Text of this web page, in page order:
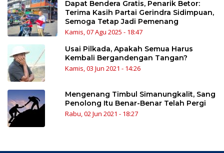
Dapat Bendera Gratis, Penarik Betor:
Terima Kasih Partai Gerindra Sidimpuan,
Semoga Tetap Jadi Pemenang
Kamis, 07 Agu 2025 - 18:47
Usai Pilkada, Apakah Semua Harus
Kembali Bergandengan Tangan?
Kamis, 03 Jun 2021 - 14:26
Mengenang Timbul Simanungkalit, Sang
Penolong Itu Benar-Benar Telah Pergi
Rabu, 02 Jun 2021 - 18:27